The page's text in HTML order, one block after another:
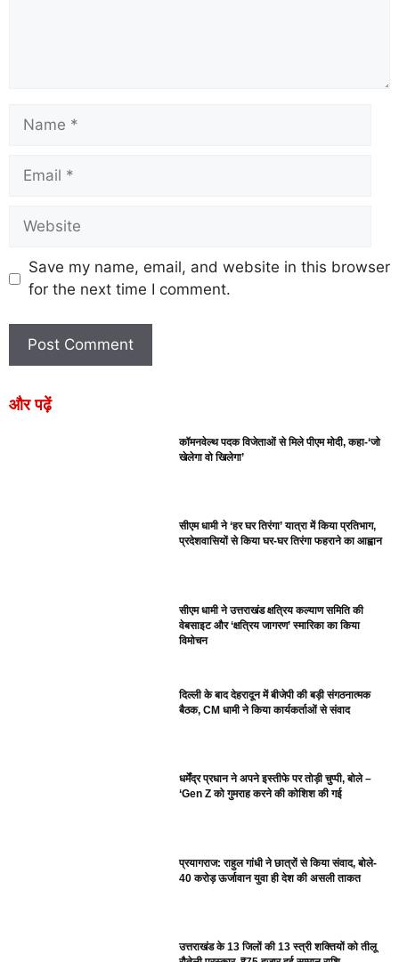
Save my name, email, and website in this browser
for the next time I comment.
और पढ़ें
कॉमनवेल्थ पदक विजेताओं से मिले पीएम मोदी, कहा-‘जो
खेलेगा वो खिलेगा’
सीएम धामी ने ‘हर घर तिरंगा’ यात्रा में किया प्रतिभाग,
प्रदेशवासियों से किया घर-घर तिरंगा फहराने का आह्वान
सीएम धामी ने उत्तराखंड क्षत्रिय कल्याण समिति की
वेबसाइट और ‘क्षत्रिय जागरण’ स्मारिका का किया
विमोचन
दिल्ली के बाद देहरादून में बीजेपी की बड़ी संगठनात्मक
बैठक, CM धामी ने किया कार्यकर्ताओं से संवाद
धर्मेंद्र प्रधान ने अपने इस्तीफे पर तोड़ी चुप्पी, बोले –
‘Gen Z को गुमराह करने की कोशिश की गई
प्रयागराज: राहुल गांधी ने छात्रों से किया संवाद, बोले-
40 करोड़ ऊर्जावान युवा ही देश की असली ताकत
उत्तराखंड के 13 जिलों की 13 स्त्री शक्तियों को तीलू